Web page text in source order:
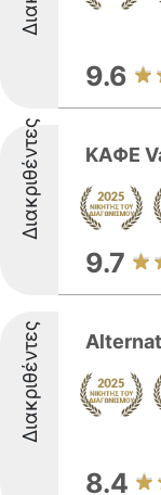
9.6
Διακριθέντες ΚΑΦΕ
9.7
Διακριθέντες
8.4